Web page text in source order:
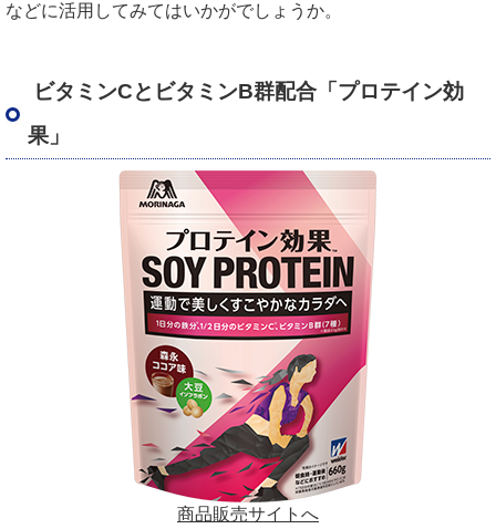
などに活用してみてはいかがでしょうか。
ビタミンCとビタミンB群配合「プロテイン効
果」
商品販売サイトへ